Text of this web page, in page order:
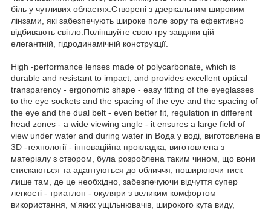
біль у чутливих областях.Створені з дзеркальним широким
лінзами, які забезпечують широке поле зору та ефективно
відбивають світло.Поліпшуйте свою гру завдяки цій
елегантній, гідродинамічній конструкції.
High -performance lenses made of polycarbonate, which is
durable and resistant to impact, and provides excellent optical
transparency - ergonomic shape - easy fitting of the eyeglasses
to the eye sockets and the spacing of the eye and the spacing of
the eye and the dual belt - even better fit, regulation in different
head zones - a wide viewing angle - it ensures a large field of
view under water and during water in Вода у воді, виготовлена в
3D -технології - інноваційна прокладка, виготовлена з
матеріалу з створом, була розроблена таким чином, що вони
стискаються та адаптуються до обличчя, поширюючи тиск
лише там, де це необхідно, забезпечуючи відчуття супер
легкості - триатлон - окуляри з великим комфортом
використання, м'яких ущільнювачів, широкого кута виду,